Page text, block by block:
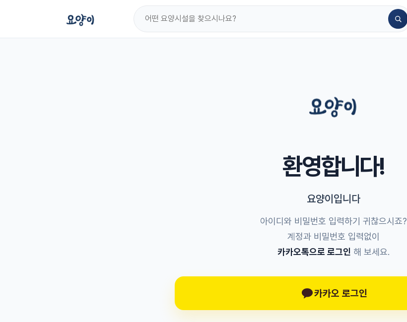
환영합니다!
요양이입니다
아이디와 비밀번호 입력하기 귀찮으시죠?
계정과 비밀번호 입력없이
카카오톡으로 로그인 해 보세요.
카카오 로그인